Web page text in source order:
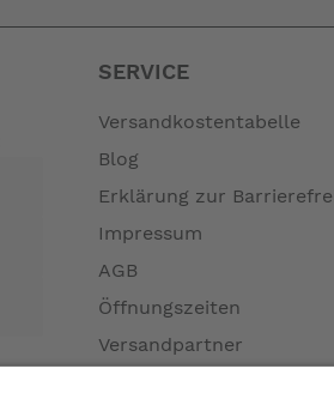
SERVICE
Versandkostentabelle
Blog
Erklärung zur
Impressum
AGB
Öffnungszeiten
Versandpartner